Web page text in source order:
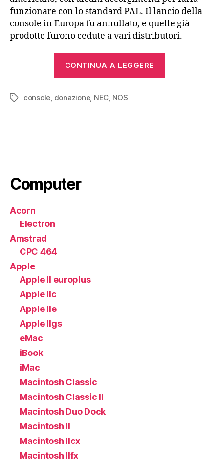
funzionare con lo standard PAL. Il lancio della
console in Europa fu annullato, e quelle già
prodotte furono cedute a vari distributori.
CONTINUA A LEGGERE
Tag console, donazione, NEC, NOS
Computer
Acorn
Electron
Amstrad
CPC 464
Apple
Apple II europlus
Apple IIc
Apple IIe
Apple IIgs
eMac
iBook
iMac
Macintosh Classic
Macintosh Classic II
Macintosh Duo Dock
Macintosh II
Macintosh IIcx
Macintosh IIfx